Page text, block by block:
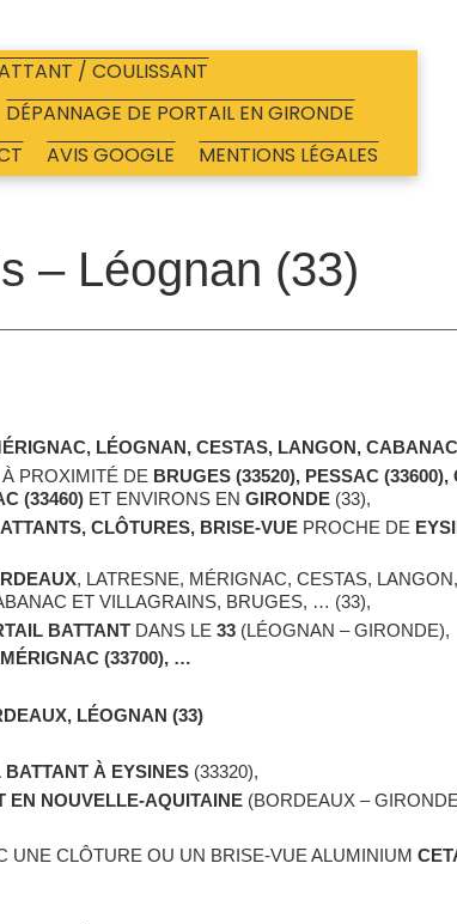
/ COULISSANT
DÉPANNAGE DE PORTAIL EN GIRONDE
AVIS GOOGLE MENTIONS LÉGALES
– Léognan (33)
LÉOGNAN, CESTAS, LANGON,
À PROXIMITÉ DE BRUGES (33520), PESSAC
(33460) ET ENVIRONS EN GIRONDE (33),
CLÔTURES, BRISE-VUE PROCHE DE
, LATRESNE, MÉRIGNAC, CESTAS,
ET VILLAGRAINS, BRUGES, … (33),
BATTANT DANS LE 33 (LÉOGNAN – GIRONDE),
(33700), …
LÉOGNAN (33)
BATTANT À EYSINES (33320),
EN NOUVELLE-AQUITAINE (BORDEAUX –
UNE CLÔTURE OU UN BRISE-VUE ALUMINIUM